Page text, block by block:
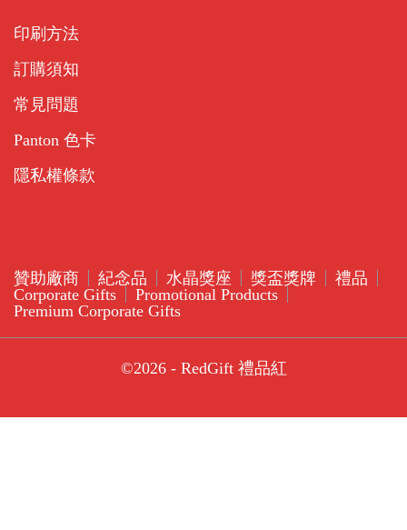
印刷方法
訂購須知
常見問題
Panton 色卡
隱私權條款
贊助廠商 紀念品 水晶獎座 獎盃獎牌
禮品
Corporate Gifts
Promotional Products
Premium Corporate Gifts
©2026 - RedGift 禮品紅